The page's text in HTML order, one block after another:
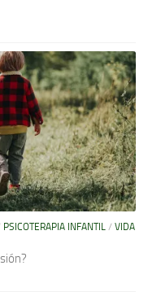
PSICOTERAPIA INFANTIL / VIDA